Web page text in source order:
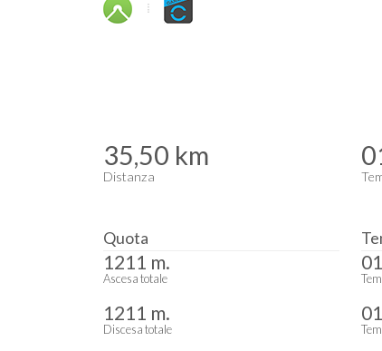
35,50 km
Distanza
Quota
1211 m.
Ascesa totale
1211 m.
Discesa totale